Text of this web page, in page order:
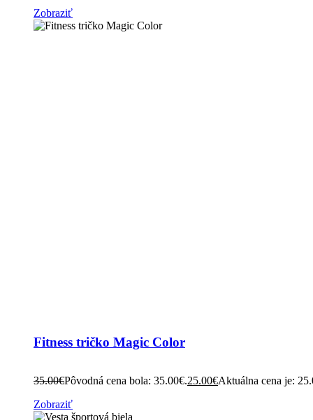
Zobraziť
Fitness tričko Magic Color
35.00€Pôvodná cena bola: 35.00€.25.00€Aktuálna cena je:
Zobraziť